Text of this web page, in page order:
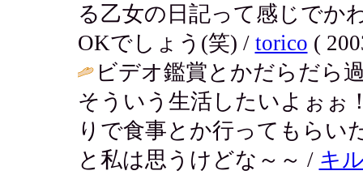
る乙女の日記って感じで
OKでしょう(笑) / torico (
ビデオ鑑賞とかだらだら
そういう生活したいよぉ
りで食事とか行ってもらい
と私は思うけどな～～ / キ